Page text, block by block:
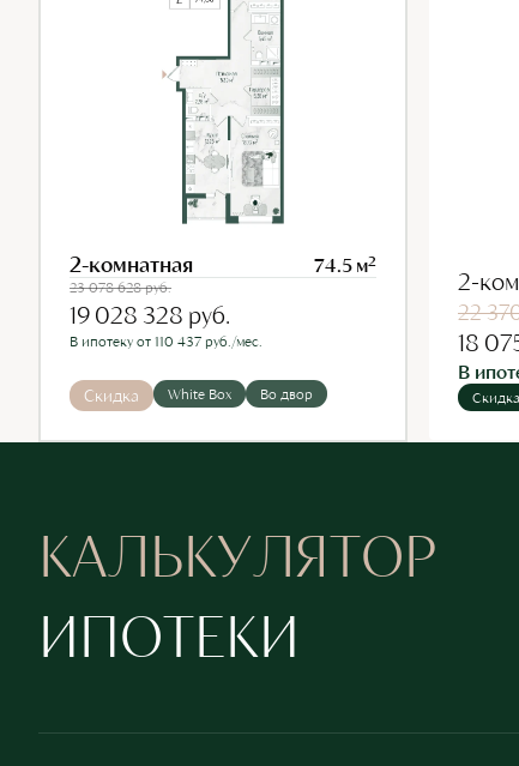
2-комнатная 74.5 м2
23 078 628руб.
19 028 328 руб.
В ипотеку от 110 437 руб./мес.
Скидка White Box Во двор
2-
22
18
В
Скидка
КАЛЬКУЛЯТОР
ИПОТЕКИ